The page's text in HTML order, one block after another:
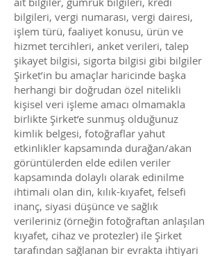
bilgileri, vergi numarası, vergi dairesi,
işlem türü, faaliyet konusu, ürün ve
hizmet tercihleri, anket verileri, talep
şikayet bilgisi, sigorta bilgisi gibi bilgiler
Şirket’in bu amaçlar haricinde başka
herhangi bir doğrudan özel nitelikli
kişisel veri işleme amacı olmamakla
birlikte Şirket’e sunmuş olduğunuz
kimlik belgesi, fotoğraflar yahut
etkinlikler kapsamında durağan/akan
görüntülerden elde edilen veriler
kapsamında dolaylı olarak edinilme
ihtimali olan din, kılık-kıyafet, felsefi
inanç, siyasi düşünce ve sağlık
verileriniz (örneğin fotoğraftan anlaşılan
kıyafet, cihaz ve protezler) ile Şirket
tarafından sağlanan bir evrakta ihtiyari